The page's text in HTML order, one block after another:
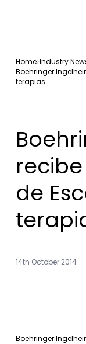
Home Industry
Boehringer
terapias
de
14th October 2014
Boehringer